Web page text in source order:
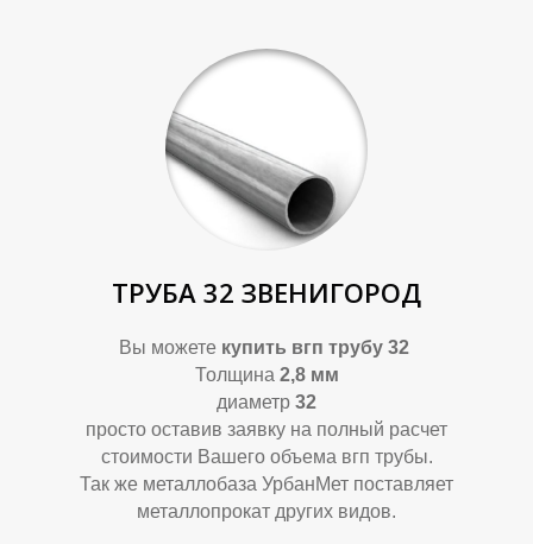
П
ТРУБА 32 ЗВЕНИГОРОД
Вы можете купить вгп трубу 32
Толщина 2,8 мм
диаметр 32
просто оставив заявку на полный расчет
стоимости Вашего объема вгп трубы.
Так же металлобаза УрбанМет поставляет
металлопрокат других видов.
П